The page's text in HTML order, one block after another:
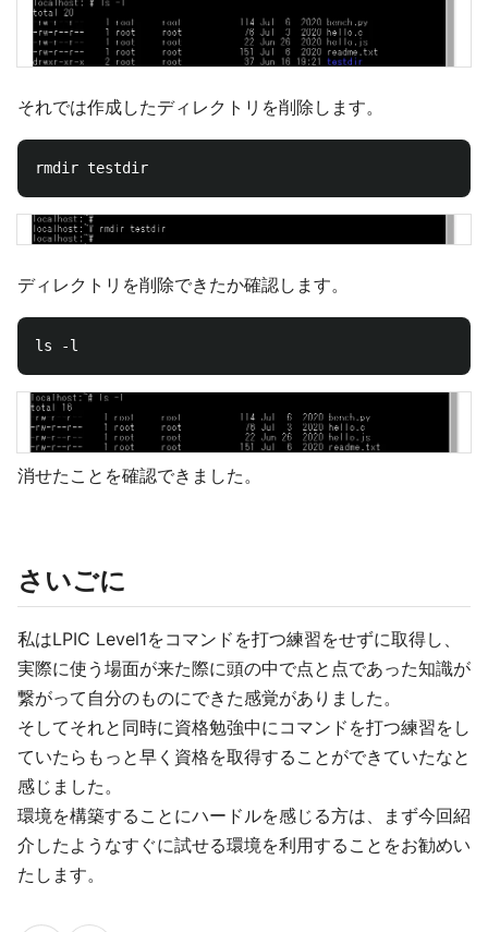
それでは作成したディレクトリを削除します。
ディレクトリを削除できたか確認します。
消せたことを確認できました。
さいごに
私はLPIC Level1をコマンドを打つ練習をせずに取得し、
実際に使う場面が来た際に頭の中で点と点であった知識が
繋がって自分のものにできた感覚がありました。
そしてそれと同時に資格勉強中にコマンドを打つ練習をし
ていたらもっと早く資格を取得することができていたなと
感じました。
環境を構築することにハードルを感じる方は、まず今回紹
介したようなすぐに試せる環境を利用することをお勧めい
たします。